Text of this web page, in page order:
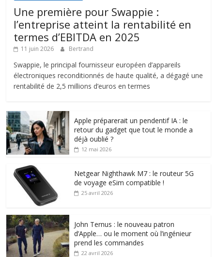
Une première pour Swappie :
l’entreprise atteint la rentabilité en
termes d’EBITDA en 2025
11 juin 2026 Bertrand
Swappie, le principal fournisseur européen d’appareils
électroniques reconditionnés de haute qualité, a dégagé une
rentabilité de 2,5 millions d’euros en termes
Apple préparerait un pendentif IA : le
retour du gadget que tout le monde a
déjà oublié ?
12 mai 2026
Netgear Nighthawk M7 : le routeur 5G
de voyage eSim compatible !
25 avril 2026
John Ternus : le nouveau patron
d’Apple… ou le moment où l’ingénieur
prend les commandes
22 avril 2026